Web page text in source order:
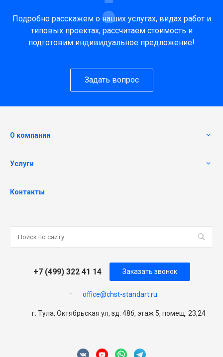
Подробно расскажем о наших услугах, видах работ и
типовых проектах, рассчитаем стоимость и
подготовим индивидуальное предложение!
Задать вопрос
О компании
Услуги
Контакты
+7 (499) 322 41 14
office@chst-standart.ru
Заказать звонок
г. Тула, Октябрьская ул, зд. 48б, этаж 5, помещ. 23,24